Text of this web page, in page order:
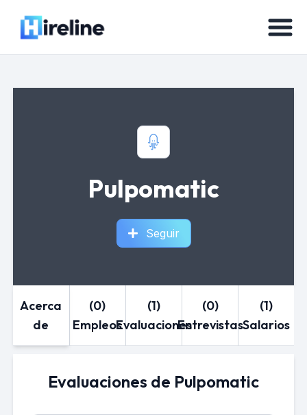
Pulpomatic
Seguir
Acerca
de
(0)
Empleos
(1)
Evaluaciones
(0)
Entrevistas
(1)
Salarios
Evaluaciones de Pulpomatic